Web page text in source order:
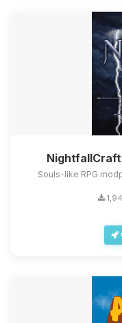
Souls-like RPG